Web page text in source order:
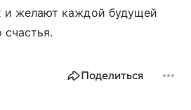
и желают каждой будущей
счастья.
Поделиться